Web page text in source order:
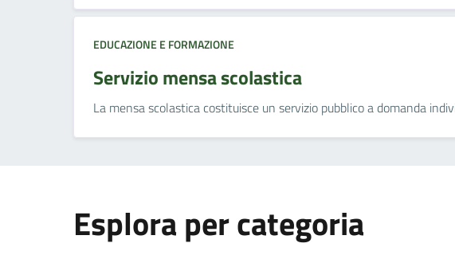
EDUCAZIONE E FORMAZIONE
Servizio mensa scolastica
La mensa scolastica costituisce un servizio pubblico a domanda
Esplora per categoria